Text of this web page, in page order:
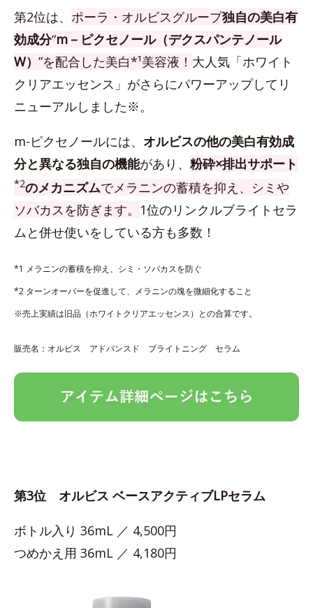
第2位は、 ポーラ・オルビスグループ独自の美白有
効成分“m－ピクセノール（デクスパンテノール
W） ”を配合した美白*¹美容液！ 大人気「ホワイト
クリアエッセンス」がさらにパワーアップしてリ
ニューアルしました※。
m-ピクセノールには、 オルビスの他の美白有効成
分と異なる独自の機能があり、 粉砕×排出サポート
*2のメカニズムでメラニンの蓄積を抑え、シミや
ソバカスを防ぎます。 1位のリンクルブライトセラ
ムと併せ使いをしている方も多数！
*1 メラニンの蓄積を抑え、シミ・ソバカスを防ぐ
*2 ターンオーバーを促進して、メラニンの塊を微細化すること
※売上実績は旧品（ホワイトクリアエッセンス）との合算です。
販売名：オルビス アドバンスド ブライトニング セラム
第3位 オルビス ベースアクティブLPセラム
ボトル入り 36mL ／ 4,500円
つめかえ用 36mL ／ 4,180円